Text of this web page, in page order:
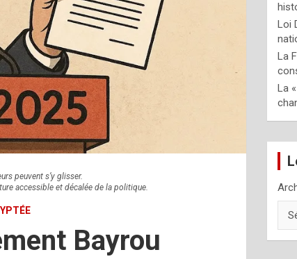
peuvent s’y glisser.
accessible et décalée de la politique.
Bayrou
Loi
La
La